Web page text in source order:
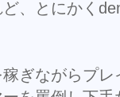
、とにかく
ぎながらプ